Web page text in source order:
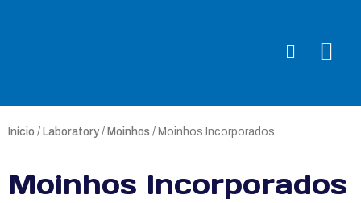
Início / Laboratory / Moinhos / Moinhos Incorporados
Moinhos Incorporados